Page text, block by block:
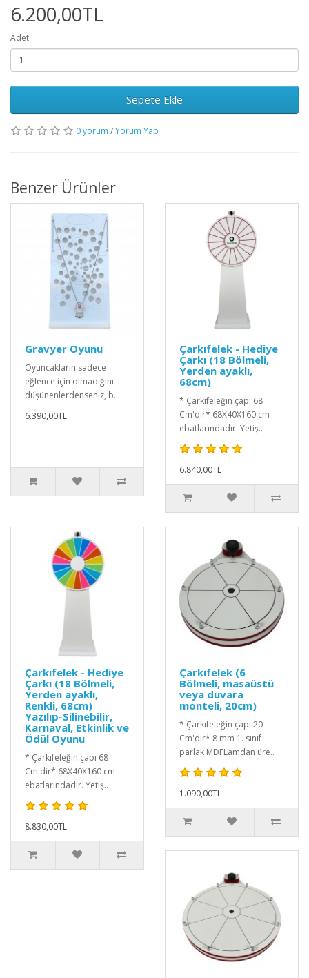
6.200,00TL
Adet
Sepete Ekle
0 yorum /Yorum Yap
Benzer Ürünler
Gravyer Oyunu
Oyuncakların sadece
eğlence için olmadığını
düşünenlerdenseniz, b..
6.390,00TL
Çarkıfelek - Hediye
Çarkı (18 Bölmeli,
Yerden ayaklı,
68cm)
* Çarkıfeleğin çapı 68
Cm'dir* 68X40X160 cm
ebatlarındadır. Yetiş..
6.840,00TL
Çarkıfelek - Hediye
Çarkı (18 Bölmeli,
Yerden ayaklı,
Renkli, 68cm)
Yazılıp-Silinebilir,
Karnaval, Etkinlik ve
Ödül Oyunu
* Çarkıfeleğin çapı 68
Cm'dir* 68X40X160 cm
ebatlarındadır. Yetiş..
8.830,00TL
Çarkıfelek (6
Bölmeli, masaüstü
veya duvara
monteli, 20cm)
* Çarkıfeleğin çapı 20
Cm'dir* 8 mm 1. sınıf
parlak MDFLamdan üre..
1.090,00TL